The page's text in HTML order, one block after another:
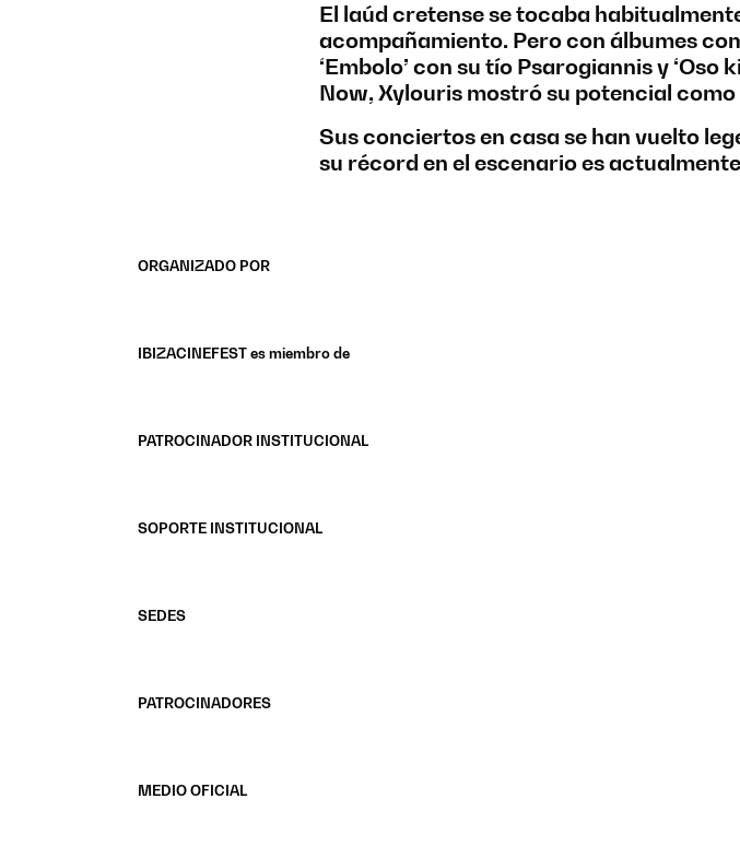
El laúd cretense se tocaba
acompañamiento. Pero con álbumes
‘Embolo’ con su tío Psarogiannis y ‘Oso
Now, Xylouris mostró su potencial como
Sus conciertos en casa se han vuelto
su récord en el escenario es
ORGANIZADO POR
IBIZACINEFEST es miembro de
PATROCINADOR INSTITUCIONAL
SOPORTE INSTITUCIONAL
SEDES
PATROCINADORES
MEDIO OFICIAL